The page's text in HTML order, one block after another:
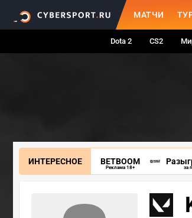
МАТЧИ
Dota 2 CS2
ИНТЕРЕСНОЕ BETBOOM
Реклама 18+ за